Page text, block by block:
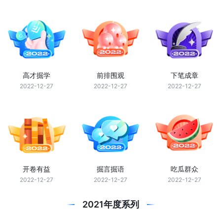
高才掘学
2022-12-27
前排围观
2022-12-27
下笔成章
2022-12-27
开卷有益
2022-12-27
掘言掘语
2022-12-27
吃瓜群众
2022-12-27
2021年度系列